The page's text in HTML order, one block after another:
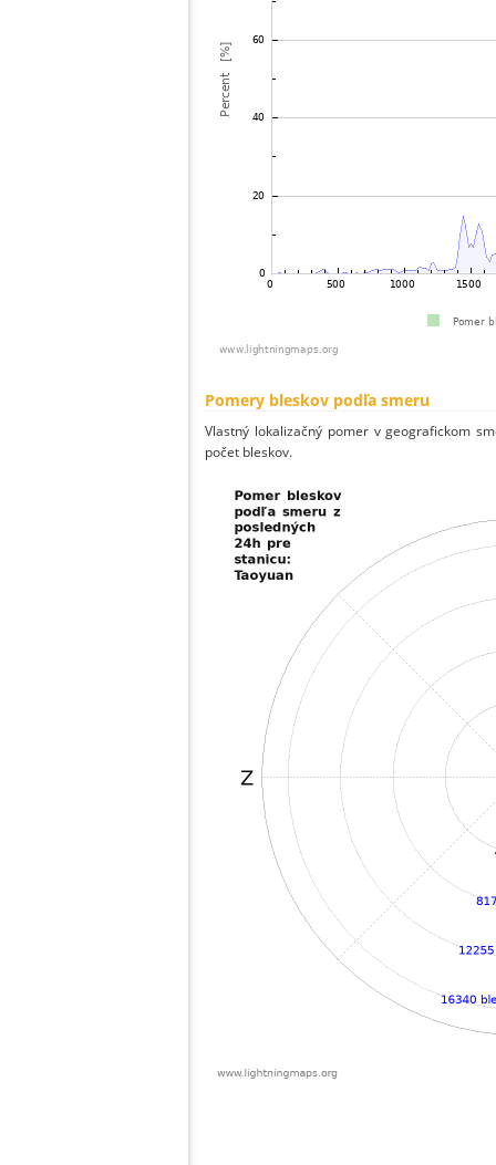
Pomery bleskov podľa smeru
Vlastný lokalizačný pomer v geografickom
počet bleskov.